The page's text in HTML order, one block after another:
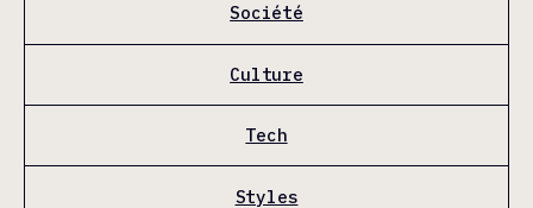
Société
Culture
Tech
Styles